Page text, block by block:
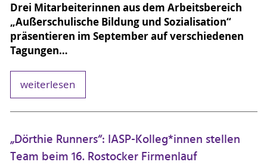
Drei Mitarbeiterinnen aus dem Arbeitsbereich
„Außerschulische Bildung und Sozialisation“
präsentieren im September auf verschiedenen
Tagungen…
weiterlesen
„Dörthie Runners“: IASP-Kolleg*innen stellen
Team beim 16. Rostocker Firmenlauf